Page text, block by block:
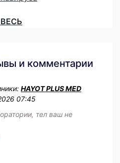
и комментарии
HAYOT PLUS MED
07:45
тел ваш не